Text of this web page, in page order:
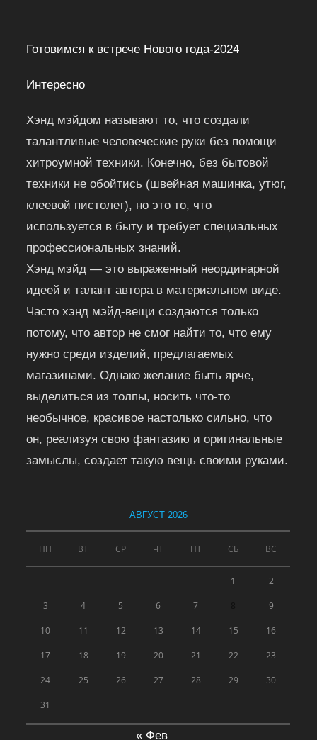
Готовимся к встрече Нового года-2024
Интересно
Хэнд мэйдом называют то, что создали
талантливые человеческие руки без помощи
хитроумной техники. Конечно, без бытовой
техники не обойтись (швейная машинка, утюг,
клеевой пистолет), но это то, что
используется в быту и требует специальных
профессиональных знаний.
Хэнд мэйд — это выраженный неординарной
идеей и талант автора в материальном виде.
Часто хэнд мэйд-вещи создаются только
потому, что автор не смог найти то, что ему
нужно среди изделий, предлагаемых
магазинами. Однако желание быть ярче,
выделиться из толпы, носить что-то
необычное, красивое настолько сильно, что
он, реализуя свою фантазию и оригинальные
замыслы, создает такую вещь своими руками.
АВГУСТ 2026
ПН ВТ СР ЧТ ПТ СБ ВС
1 2
3 4 5 6 7 9
10 11 12 13 14 15 16
17 18 19 20 21 22 23
24 25 26 27 28 29 30
31
« Фев